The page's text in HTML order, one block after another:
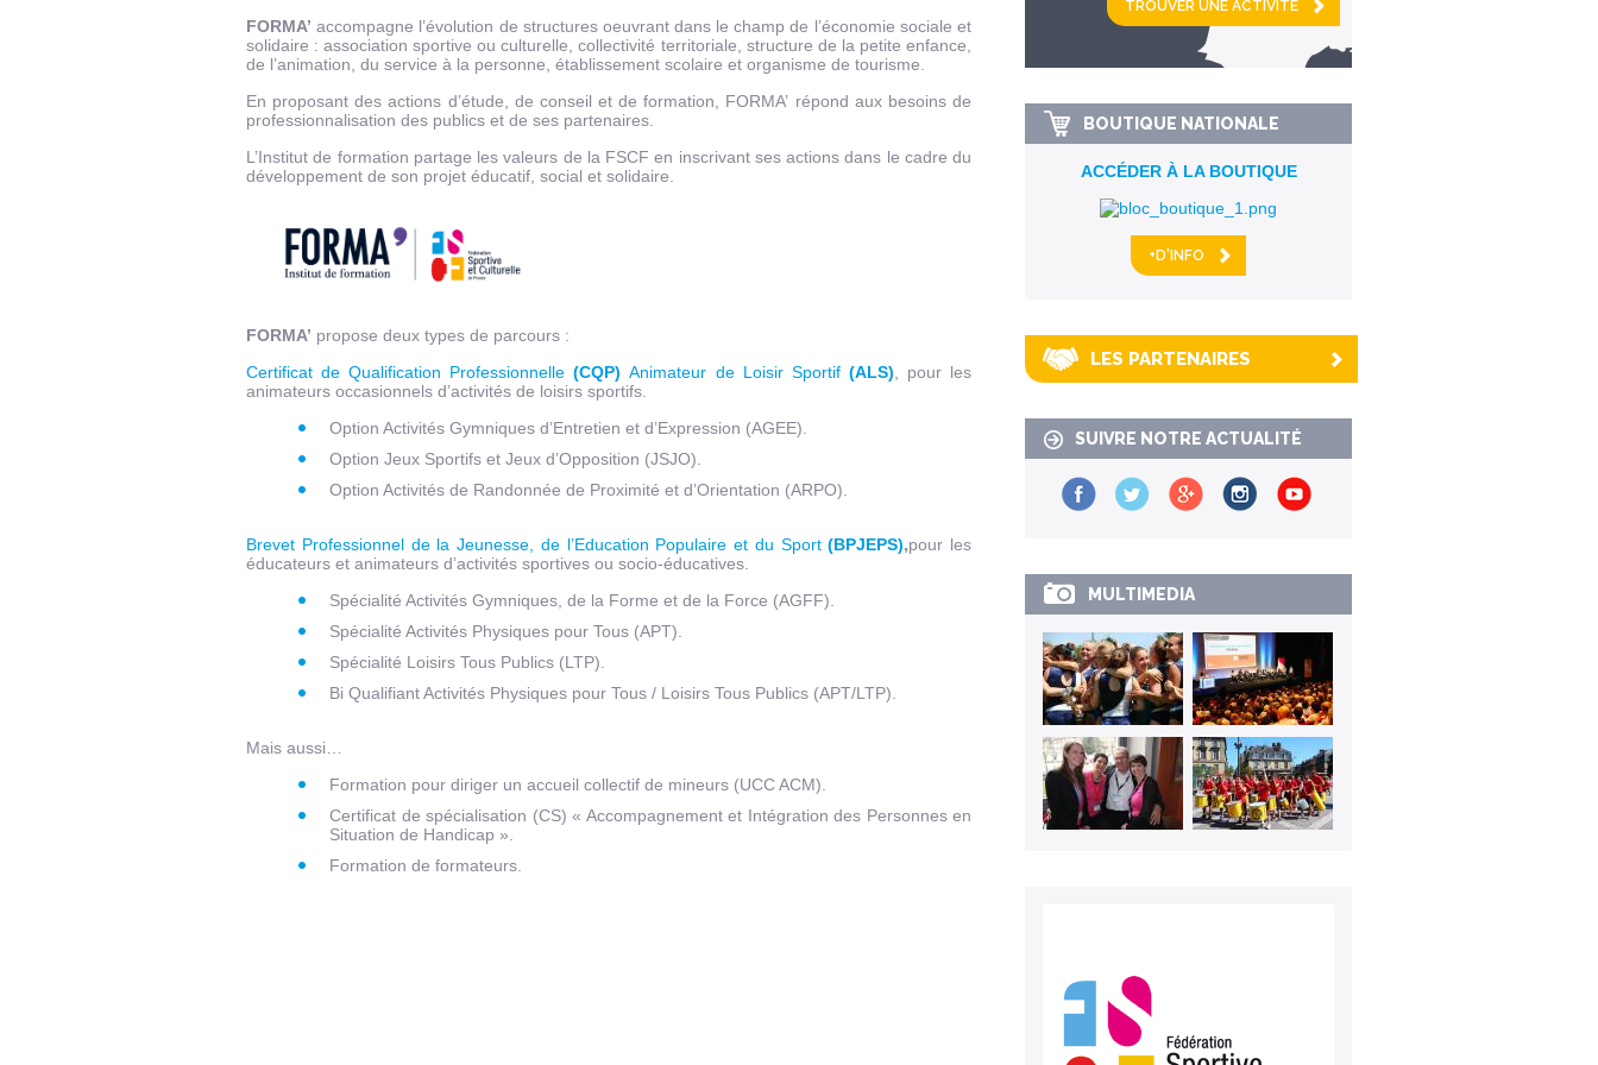
FORMA’ accompagne l’évolution de structures oeuvrant dans le champ de l’économie sociale et
solidaire : association sportive ou culturelle, collectivité territoriale, structure de la petite enfance,
de l’animation, du service à la personne, établissement scolaire et organisme de tourisme.
En proposant des actions d’étude, de conseil et de formation, FORMA’ répond aux besoins de
professionnalisation des publics et de ses partenaires.
L’Institut de formation partage les valeurs de la FSCF en inscrivant ses actions dans le cadre du
développement de son projet éducatif, social et solidaire.
FORMA’ propose deux types de parcours :
Certificat de Qualification Professionnelle(CQP) Animateur de Loisir Sportif (ALS) , pour les
animateurs occasionnels d’activités de loisirs sportifs.
Option Activités Gymniques d’Entretien et d’Expression (AGEE).
Option Jeux Sportifs et Jeux d’Opposition (JSJO).
Option Activités de Randonnée de Proximité et d’Orientation (ARPO).
Brevet Professionnel de la Jeunesse, de l’Education Populaire et du Sport(BPJEPS),pour les
éducateurs et animateurs d’activités sportives ou socio-éducatives.
Spécialité Activités Gymniques, de la Forme et de la Force (AGFF).
Spécialité Activités Physiques pour Tous (APT).
Spécialité Loisirs Tous Publics (LTP).
Bi Qualifiant Activités Physiques pour Tous / Loisirs Tous Publics (APT/LTP).
Mais aussi…
Formation pour diriger un accueil collectif de mineurs (UCC ACM).
Certificat de spécialisation (CS) « Accompagnement et Intégration des Personnes en
Situation de Handicap ».
Formation de formateurs.
km alentour
BOUTIQUE NATIONALE
ACCÉDER À LA BOUTIQUE
+D'INFO
LES PARTENAIRES
SUIVRE NOTRE ACTUALITÉ
MULTIMEDIA